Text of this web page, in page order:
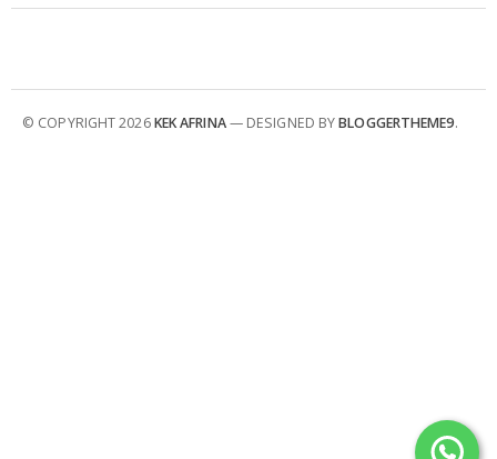
© COPYRIGHT2026KEK AFRINA— DESIGNED BYBLOGGERTHEME9.